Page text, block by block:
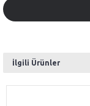
İlgili Ürünler